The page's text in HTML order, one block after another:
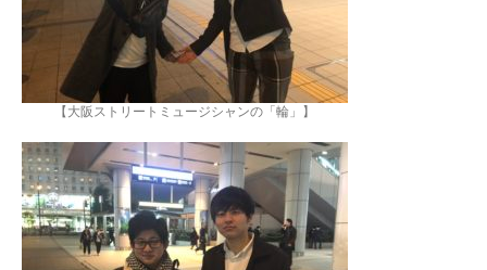
【大阪ストリートミュージシャンの「輪」】